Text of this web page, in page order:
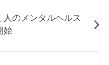
のメンタルヘルス
始